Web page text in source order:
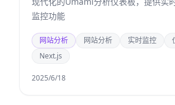
监控功能
网站分析 网站分析 实时监控
Next.js
2025/6/18